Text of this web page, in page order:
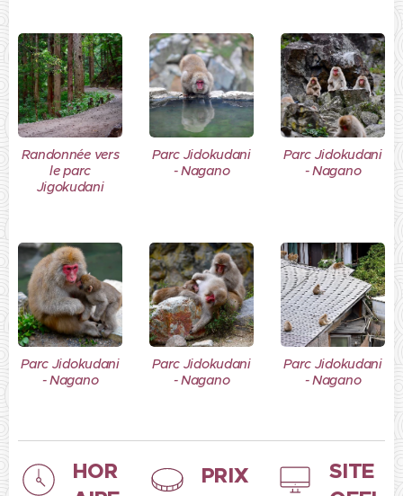
Randonnée vers
le parc
Jigokudani
Parc Jidokudani
- Nagano
Parc Jidokudani
- Nagano
Parc Jidokudani
- Nagano
Parc Jidokudani
- Nagano
Parc Jidokudani
- Nagano
HOR
PRIX
SITE